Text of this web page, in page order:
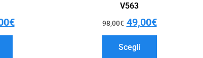
€
V563
98,00€ 49,00€
Scegli